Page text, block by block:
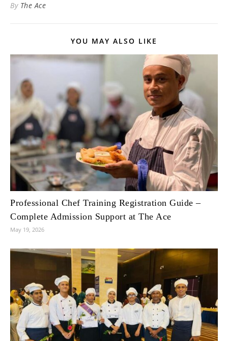
By The Ace
YOU MAY ALSO LIKE
Professional Chef Training Registration Guide –
Complete Admission Support at The Ace
May 19, 2026